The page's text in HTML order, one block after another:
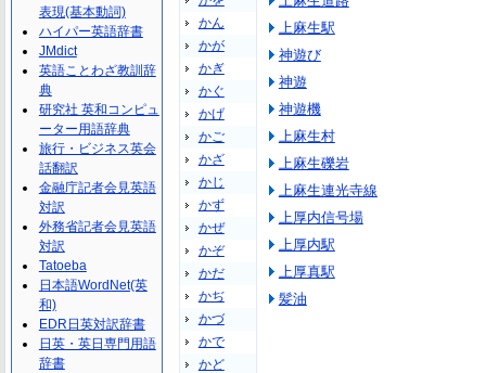
かん
かが
かぎ
かぐ
かげ
かご
かざ
かじ
かず
かぜ
かぞ
かだ
かぢ
かづ
かで
かど
上麻生駅
神遊び
神遊
神遊機
上麻生村
上麻生礫岩
上麻生連光寺線
上厚内信号場
上厚内駅
上厚真駅
髪油
表現(基本動詞)
ハイパー英語辞書
JMdict
英語ことわざ教訓辞
典
研究社 英和コンピュ
ーター用語辞典
旅行・ビジネス英会
話翻訳
金融庁記者会見英語
対訳
外務省記者会見英語
対訳
Tatoeba
日本語WordNet(英
和)
EDR日英対訳辞書
日英・英日専門用語
辞書